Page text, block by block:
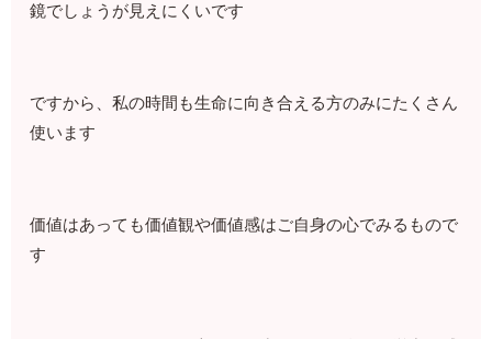
鏡でしょうが見えにくいです
ですから、私の時間も生命に向き合える方のみにたくさん
使います
価値はあっても価値観や価値感はご自身の心でみるもので
す